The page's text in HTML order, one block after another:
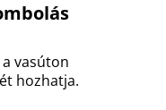
vasúton
hozhatja.